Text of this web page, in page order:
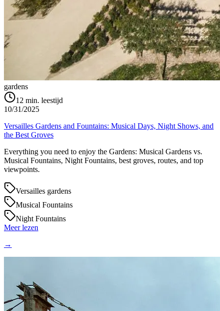
gardens
12 min. leestijd
10/31/2025
Versailles Gardens and Fountains: Musical Days, Night Shows, and
the Best Groves
Everything you need to enjoy the Gardens: Musical Gardens vs.
Musical Fountains, Night Fountains, best groves, routes, and top
viewpoints.
Versailles gardens
Musical Fountains
Night Fountains
Meer lezen
→